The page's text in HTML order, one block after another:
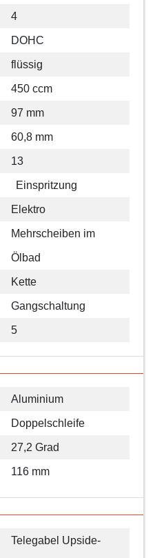
4
DOHC
flüssig
450 ccm
97 mm
60,8 mm
13
Einspritzung
Elektro
Mehrscheiben im
Ölbad
Kette
Gangschaltung
5
Aluminium
Doppelschleife
27,2 Grad
116 mm
Telegabel Upside-